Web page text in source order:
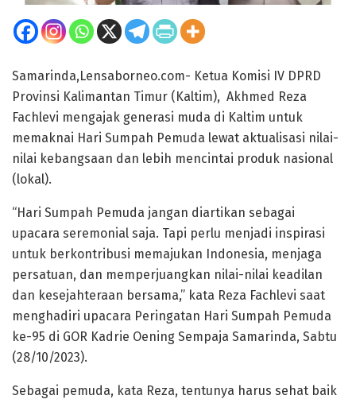
Samarinda,Lensaborneo.com- Ketua Komisi IV DPRD
Provinsi Kalimantan Timur (Kaltim), Akhmed Reza
Fachlevi mengajak generasi muda di Kaltim untuk
memaknai Hari Sumpah Pemuda lewat aktualisasi nilai-
nilai kebangsaan dan lebih mencintai produk nasional
(lokal).
“Hari Sumpah Pemuda jangan diartikan sebagai
upacara seremonial saja. Tapi perlu menjadi inspirasi
untuk berkontribusi memajukan Indonesia, menjaga
persatuan, dan memperjuangkan nilai-nilai keadilan
dan kesejahteraan bersama,” kata Reza Fachlevi saat
menghadiri upacara Peringatan Hari Sumpah Pemuda
ke-95 di GOR Kadrie Oening Sempaja Samarinda, Sabtu
(28/10/2023).
Sebagai pemuda, kata Reza, tentunya harus sehat baik